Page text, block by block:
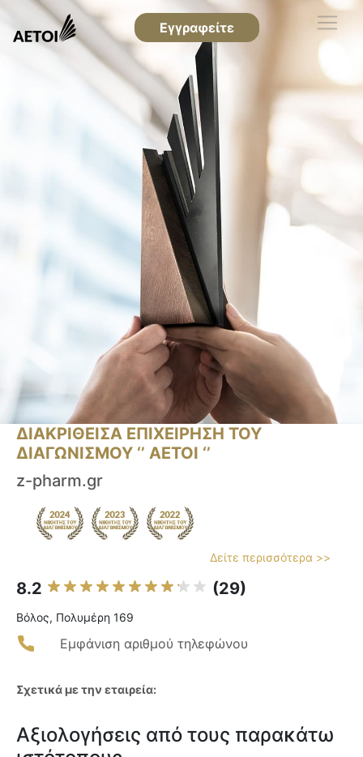
Εγγραφείτε
ΔΙΑΚΡΙΘΕΙΣΑ ΕΠΙΧΕΙΡΗΣΗ ΤΟΥ
ΔΙΑΓΩΝΙΣΜΟΥ ‘’ ΑΕΤΟΙ ‘’
z-pharm.gr
Δείτε περισσότερα >>
8.2 (29)
Βόλος, Πολυμέρη 169
Εμφάνιση αριθμού τηλεφώνου
Σχετικά με την εταιρεία:
Αξιολογήσεις από τους παρακάτω